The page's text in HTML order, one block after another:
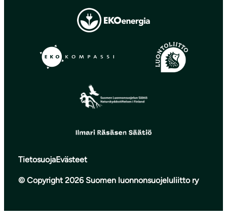
TietosuojaEvästeet
© Copyright 2026 Suomen luonnonsuojeluliitto ry